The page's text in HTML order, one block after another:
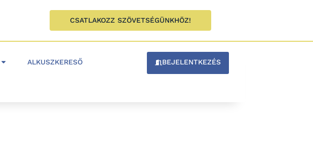
CSATLAKOZZ SZÖVETSÉGÜNKHÖZ!
ALKUSZKERESŐ BEJELENTKEZÉS